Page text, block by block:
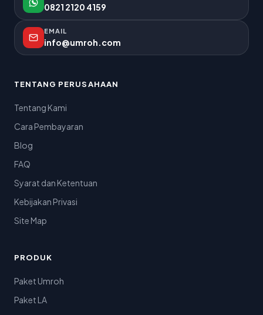
0821 2120 4159
EMAIL
info@umroh.com
TENTANG PERUSAHAAN
Tentang Kami
Cara Pembayaran
Blog
FAQ
Syarat dan Ketentuan
Kebijakan Privasi
Site Map
PRODUK
Paket Umroh
Paket LA